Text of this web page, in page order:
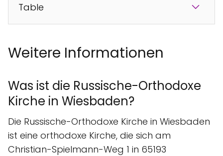
Table
Weitere Informationen
Was ist die Russische-Orthodoxe
Kirche in Wiesbaden?
Die Russische-Orthodoxe Kirche in Wiesbaden
ist eine orthodoxe Kirche, die sich am
Christian-Spielmann-Weg 1 in 65193